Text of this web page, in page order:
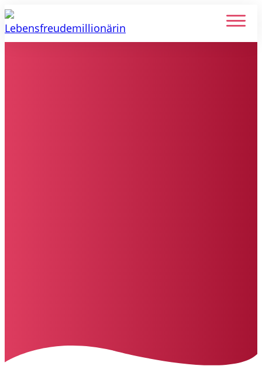
Meine ganz persönliche Sicht